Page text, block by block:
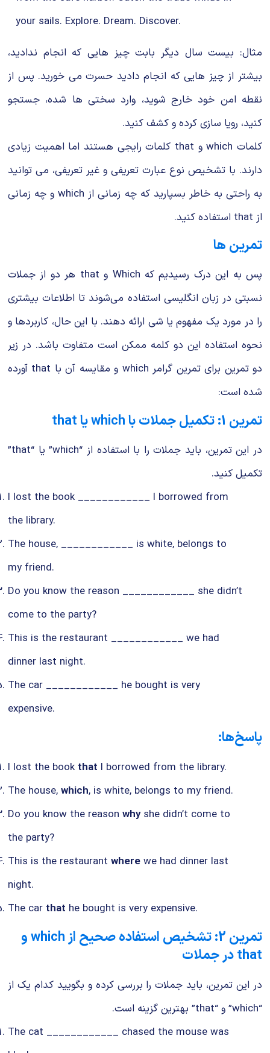
your sails. Explore. Dream. Discover.
مثال: بیست سال دیگر بابت چیز هایی که انجام ندادید،
بیشتر از چیز هایی که انجام دادید حسرت می خورید. پس از
نقطه امن خود خارج شوید، وارد سختی ها شده، جستجو
کنید، رویا سازی کرده و کشف کنید.
کلمات which و that کلمات رایجی هستند اما اهمیت زیادی
دارند. با تشخیص نوع عبارت تعریفی و غیر تعریفی، می توانید
به راحتی به خاطر بسپارید که چه زمانی از which و چه زمانی
از that استفاده کنید.
تمرین ها
پس به این درک رسیدیم که Which و that هر دو از جملات
نسبتی در زبان انگلیسی استفاده می‌شوند تا اطلاعات بیشتری
را در مورد یک مفهوم یا شی ارائه دهند. با این حال، کاربردها و
نحوه استفاده این دو کلمه ممکن است متفاوت باشد. در زیر
دو تمرین برای تمرین گرامر which و مقایسه آن با that آورده
شده است:
تمرین 1: تکمیل جملات با which یا that
در این تمرین، باید جملات را با استفاده از “which” یا “that”
تکمیل کنید.
I lost the book ____________ I borrowed from
the library.
The house, ____________ is white, belongs to
my friend.
Do you know the reason ____________ she didn’t
come to the party?
This is the restaurant ____________ we had
dinner last night.
The car ____________ he bought is very
expensive.
پاسخ‌ها:
I lost the book that I borrowed from the library.
The house, which, is white, belongs to my friend.
Do you know the reason whyshe didn’t come to
the party?
This is the restaurant where we had dinner last
night.
The car that he bought is very expensive.
تمرین 2: تشخیص استفاده صحیح از which و
that در جملات
در این تمرین، باید جملات را بررسی کرده و بگویید کدام یک از
“which” و “that” بهترین گزینه است.
The cat ____________ chased the mouse was